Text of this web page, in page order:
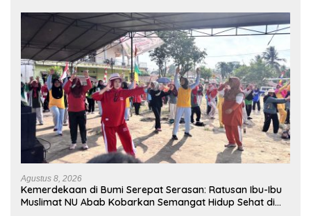
Agustus 8, 2026
Kemerdekaan di Bumi Serepat Serasan: Ratusan Ibu-Ibu
Muslimat NU Abab Kobarkan Semangat Hidup Sehat di